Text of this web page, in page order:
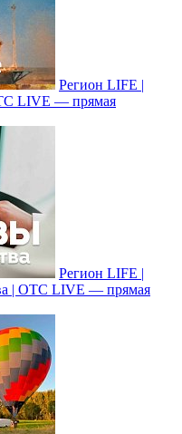
Регион LIFE |
LIVE — прямая
Регион LIFE |
| ОТС LIVE — прямая